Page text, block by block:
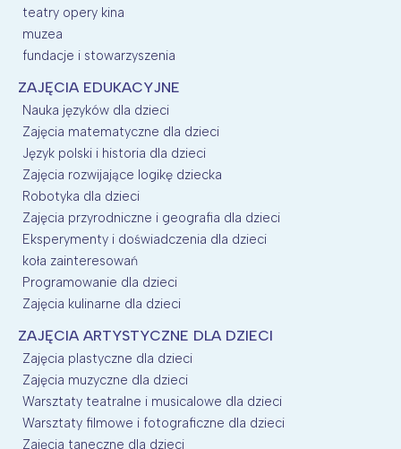
teatry opery kina
muzea
fundacje i stowarzyszenia
ZAJĘCIA EDUKACYJNE
Nauka języków dla dzieci
Zajęcia matematyczne dla dzieci
Język polski i historia dla dzieci
Zajęcia rozwijające logikę dziecka
Robotyka dla dzieci
Zajęcia przyrodniczne i geografia dla dzieci
Eksperymenty i doświadczenia dla dzieci
koła zainteresowań
Programowanie dla dzieci
Zajęcia kulinarne dla dzieci
ZAJĘCIA ARTYSTYCZNE DLA DZIECI
Zajęcia plastyczne dla dzieci
Zajęcia muzyczne dla dzieci
Warsztaty teatralne i musicalowe dla dzieci
Warsztaty filmowe i fotograficzne dla dzieci
Zajęcia taneczne dla dzieci